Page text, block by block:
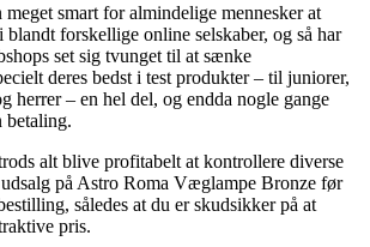
smart for almindelige mennesker at
blandt forskellige online selskaber, og så har
set sig tvunget til at sænke
deres bedst i test produkter – til juniorer,
herrer – en hel del, og endda nogle gange
betaling.
alt blive profitabelt at kontrollere diverse
på Astro Roma Væglampe Bronze før
således at du er skudsikker på at
pris.